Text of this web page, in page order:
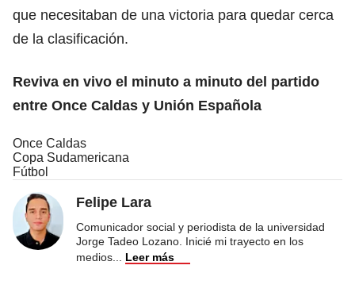
que necesitaban de una victoria para quedar cerca
de la clasificación.
Reviva en vivo el minuto a minuto del partido
entre Once Caldas y Unión Española
Once Caldas
Copa Sudamericana
Fútbol
Felipe Lara
Comunicador social y periodista de la universidad
Jorge Tadeo Lozano. Inicié mi trayecto en los
medios
Leer más